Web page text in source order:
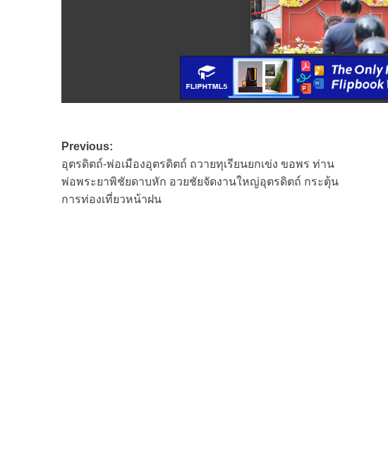
Post
navigation
Previous:
อุตรดิตถ์-พ่อเมืองอุตรดิตถ์ ถวายทุเรียนยกเข่ง ขอพร ท่าน
พ่อพระยาพิชัยดาบหัก อวยชัยจัดงานใหญ่อุตรดิตถ์ กระตุ้น
การท่องเที่ยวหน้าฝน